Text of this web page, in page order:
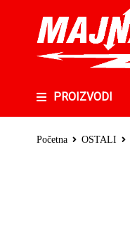
PROIZVODI
Početna OSTALI